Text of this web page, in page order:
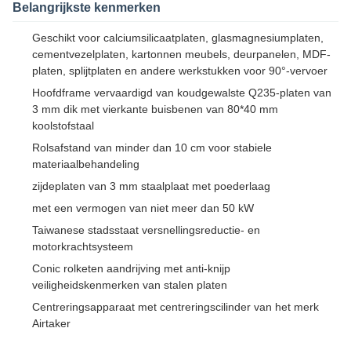
Belangrijkste kenmerken
Geschikt voor calciumsilicaatplaten, glasmagnesiumplaten,
cementvezelplaten, kartonnen meubels, deurpanelen, MDF-
platen, splijtplaten en andere werkstukken voor 90°-vervoer
Hoofdframe vervaardigd van koudgewalste Q235-platen van
3 mm dik met vierkante buisbenen van 80*40 mm
koolstofstaal
Rolsafstand van minder dan 10 cm voor stabiele
materiaalbehandeling
zijdeplaten van 3 mm staalplaat met poederlaag
met een vermogen van niet meer dan 50 kW
Taiwanese stadsstaat versnellingsreductie- en
motorkrachtsysteem
Conic rolketen aandrijving met anti-knijp
veiligheidskenmerken van stalen platen
Centreringsapparaat met centreringscilinder van het merk
Airtaker